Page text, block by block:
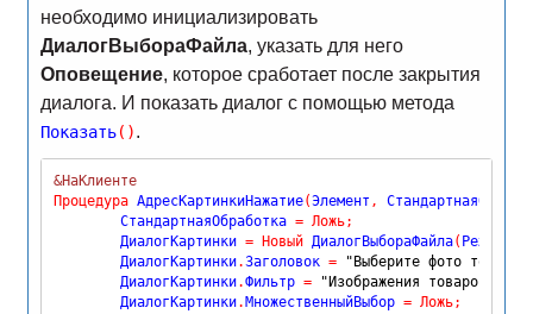
необходимо инициализировать
ДиалогВыбораФайла, указать для него
Оповещение, которое сработает после закрытия
диалога. И показать диалог с помощью метода
Показать( ).
&НаКлиенте
Процедура АдресКартинкиНажатие(Элемент ,
	СтандартнаяОбработка
= Ложь;
	ДиалогКартинки
= Новый ДиалогВыбораФайла(
	ДиалогКартинки
.Заголовок = "Выберите фото товара"
	ДиалогКартинки
.Фильтр =
"Изображения товаров
	ДиалогКартинки
.МножественныйВыбор = Ложь;